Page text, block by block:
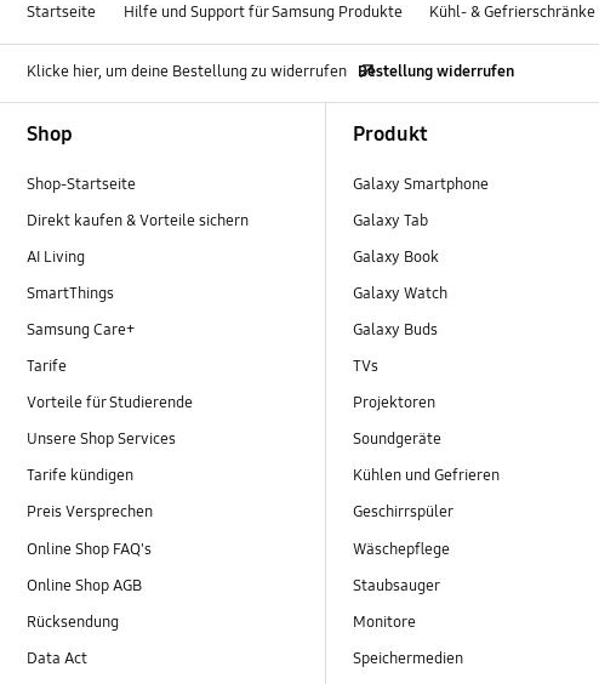
Startseite Hilfe und Support für Samsung Produkte Kühl- & Gefrierschränke
Klicke hier, um deine Bestellung zu widerrufen Bestellung widerrufen
Shop
Shop-Startseite
Direkt kaufen & Vorteile sichern
AI Living
SmartThings
Samsung Care+
Tarife
Vorteile für Studierende
Unsere Shop Services
Tarife kündigen
Preis Versprechen
Online Shop FAQ's
Online Shop AGB
Rücksendung
Data Act
Produkt
Galaxy Smartphone
Galaxy Tab
Galaxy Book
Galaxy Watch
Galaxy Buds
TVs
Projektoren
Soundgeräte
Kühlen und Gefrieren
Geschirrspüler
Wäschepflege
Staubsauger
Monitore
Speichermedien